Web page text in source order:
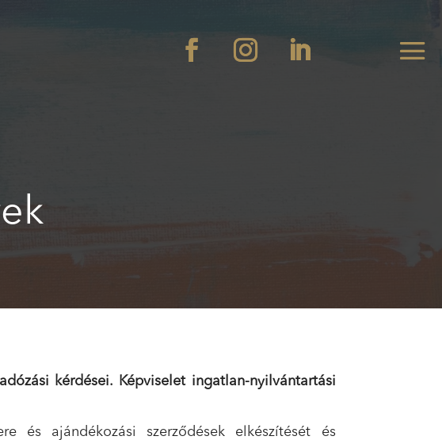
kérdései. Képviselet ingatlan-nyilvántartási
és ajándékozási szerződések elkészítését és